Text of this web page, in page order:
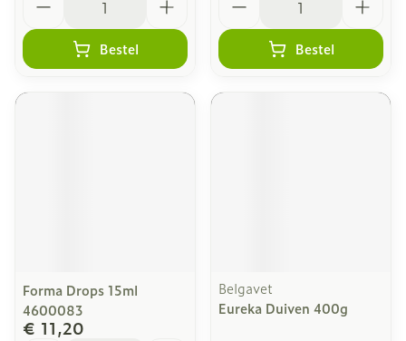
Bestel Bestel
Forma Drops 15ml
4600083
€ 11,20
Belgavet
Eureka Duiven 400g